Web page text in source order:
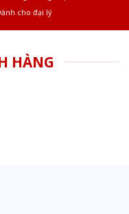
cho đại lý
HÀNG